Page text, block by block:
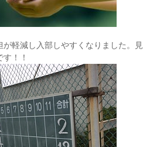
軽減し入部しやすくなりました。見
！！